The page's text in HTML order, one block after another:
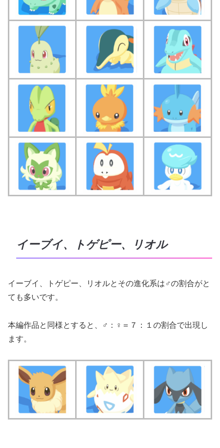
イーブイ、トゲピー、リオル
イーブイ、トゲピー、リオルとその進化系は♂の割合がと
ても多いです。
本編作品と同様とすると、♂：♀＝７：１の割合で出現し
ます。